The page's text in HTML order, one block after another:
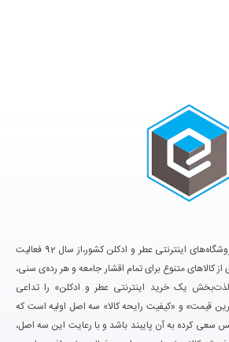
تکین مد یکی از بزرگ‌ترین فروشگاه‌های اینترنتی عطر و ادکلن کشور،از سال 92 فعالیت
از کالاهای متنوع برای تمام اقشار جامعه و هر رده‌ی سنی،
لذت‌بخش یک خرید اینترنتی عطر و ادکلن» را تداعی
قیمت» و «کیفیت رایحه کالا» سه اصل اولیه است که
سعی کرده به آن پایبند باشد و با رعایت این سه اصل،